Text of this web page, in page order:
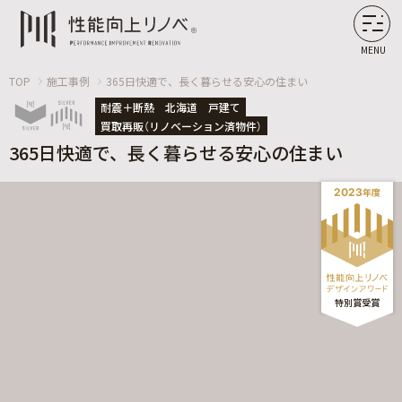
MENU
TOP 施工事例
365日快適で、長く暮らせる安心の住まい
耐震＋断熱
北海道
戸建て
買取再販（リノベーション済物件）
365日快適で、長く暮らせる安心の住まい
2023年度
特別賞受賞